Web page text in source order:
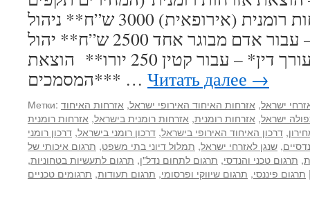
רומנית
לספטמבר 2022) אזרחות רומנית (אירופאית) 3000 ש”ח** ניהול
תיק על ידי עורך דין* – עבור אדם מבוגר אחד 2500 ש”ח** יהול
תיק על ידי עורך דין* – עבור קטין 250 יורו** הוצאת
המסמכים*** … Читать далее →
Метки: ישראל, אזרחות האיחוד האירופי ישראל, אזרחות האיחוד
ישראל, אזרחות רומנית, אזרחות רומנית בישראל, אזרחות רומנית
, דרכון האיחוד האירופי בישראל, דרכון רומני בישראל, דרכון רומני
, שנגן לאזרחי ישראל, תמלול דיוני בתי משפט, תרגום איכותי של
, תרגום טכני והנדסי, תרגום לתחום נדל"ן, תרגום לתעשיות בטחוניות,
תרגום פיננסי, תרגום שיווקי ופרסומי, תרגום תעודות, תרגומים טכניים